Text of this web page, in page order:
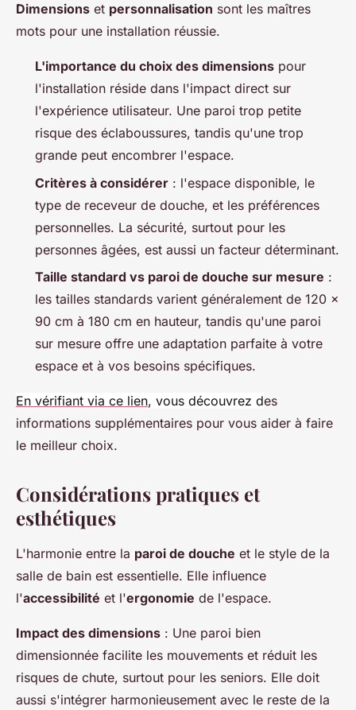
Dimensions et personnalisation sont les maîtres
mots pour une installation réussie.
L'importance du choix des dimensions pour
l'installation réside dans l'impact direct sur
l'expérience utilisateur. Une paroi trop petite
risque des éclaboussures, tandis qu'une trop
grande peut encombrer l'espace.
Critères à considérer : l'espace disponible, le
type de receveur de douche, et les préférences
personnelles. La sécurité, surtout pour les
personnes âgées, est aussi un facteur déterminant.
Taille standard vs paroi de douche sur mesure :
les tailles standards varient généralement de 120 x
90 cm à 180 cm en hauteur, tandis qu'une paroi
sur mesure offre une adaptation parfaite à votre
espace et à vos besoins spécifiques.
En vérifiant via ce lien, vous découvrez des
informations supplémentaires pour vous aider à faire
le meilleur choix.
Considérations pratiques et
esthétiques
L'harmonie entre la paroi de douche et le style de la
salle de bain est essentielle. Elle influence
l'accessibilité et l'ergonomie de l'espace.
Impact des dimensions : Une paroi bien
dimensionnée facilite les mouvements et réduit les
risques de chute, surtout pour les seniors. Elle doit
aussi s'intégrer harmonieusement avec le reste de la